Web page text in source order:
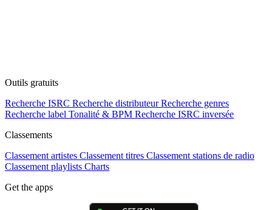
Outils gratuits
Recherche ISRC Recherche distributeur Recherche genres
Recherche label Tonalité & BPM Recherche ISRC inversée
Classements
Classement artistes Classement titres Classement stations de radio
Classement playlists Charts
Get the apps